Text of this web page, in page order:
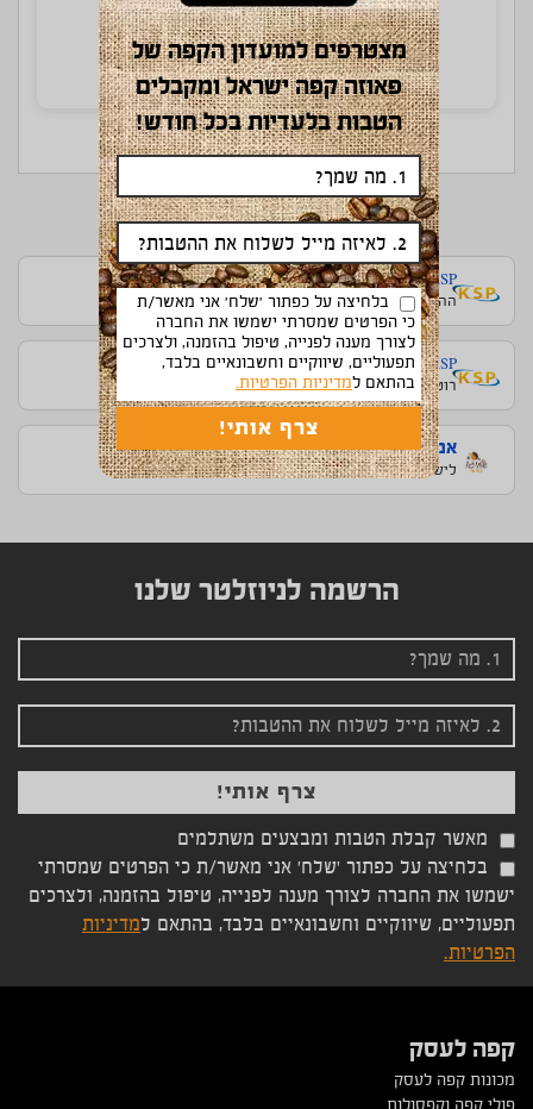
משה לוי 16 בית קנדי ראשון לציון משה לוי
מקומות דומים שאולי יעניינו אותך
KSP – ראשון לציון מרכז
ההסתדרות 6, ראשון לציון מרכז
KSP – ראשון לציון רוטשילד
רוטשילד 45, ראשון לציון, רוטשילד
אמיגו ראשון לציון
לישנסקי 27, ראשון לציון-חולון
הרשמה לניוזלטר שלנו
מאשר קבלת הטבות ומבצעים משתלמים
בלחיצה על כפתור 'שלח' אני מאשר/ת כי הפרטים שמסרתי
ישמשו את החברה לצורך מענה לפנייה, טיפול בהזמנה, ולצרכים
תפעוליים, שיווקיים וחשבונאיים בלבד, בהתאם למדיניות
הפרטיות.
קפה לעסק
מכונות קפה לעסק
מצטרפים למועדון הקפה של
פאוזה קפה ישראל ומקבלים
הטבות בלעדיות בכל חודש!
בלחיצה על כפתור 'שלח' אני מאשר/ת
כי הפרטים שמסרתי ישמשו את החברה
לצורך מענה לפנייה, טיפול בהזמנה, ולצרכים
תפעוליים, שיווקיים וחשבונאיים בלבד,
בהתאם למדיניות הפרטיות.